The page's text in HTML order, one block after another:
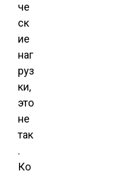
че
ск
ие
наг
руз
ки,
это
не
так
.
Ко